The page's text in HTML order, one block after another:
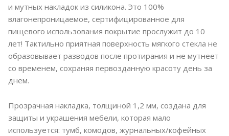
и мутных накладок из силикона. Это 100%
влагонепроницаемое, сертифицированное для
пищевого использования покрытие прослужит до 10
лет! Тактильно приятная поверхность мягкого стекла не
образовывает разводов после протирания и не мутнеет
со временем, сохраняя первозданную красоту день за
днем.
Прозрачная накладка, толщиной 1,2 мм, создана для
защиты и украшения мебели, которая мало
используется: тумб, комодов, журнальных/кофейных